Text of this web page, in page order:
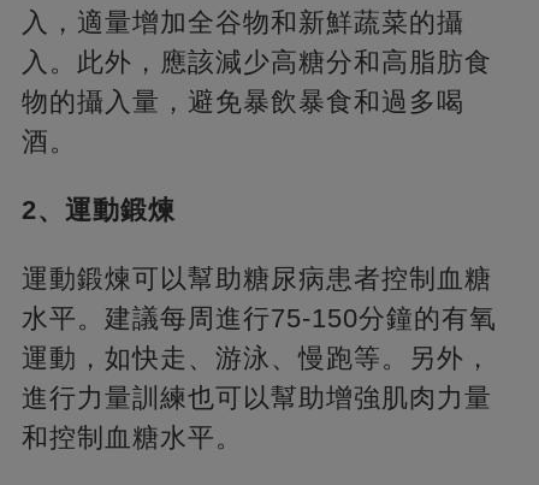
入，適量增加全谷物和新鮮蔬菜的攝
入。此外，應該減少高糖分和高脂肪食
物的攝入量，避免暴飲暴食和過多喝
酒。
2、運動鍛煉
運動鍛煉可以幫助糖尿病患者控制血糖
水平。建議每周進行75-150分鐘的有氧
運動，如快走、游泳、慢跑等。另外，
進行力量訓練也可以幫助增強肌肉力量
和控制血糖水平。